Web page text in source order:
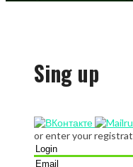
Sing up
or enter your